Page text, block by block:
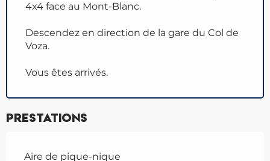
4x4 face au Mont-Blanc.
Descendez en direction de la gare du Col de
Voza.
Vous êtes arrivés.
Prestations
Aire de pique-nique